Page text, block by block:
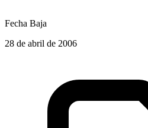
Fecha Baja
28 de abril de 2006